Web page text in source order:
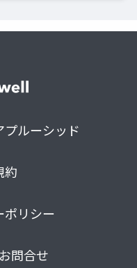
ルーシッド
約
ポリシー
問合せ